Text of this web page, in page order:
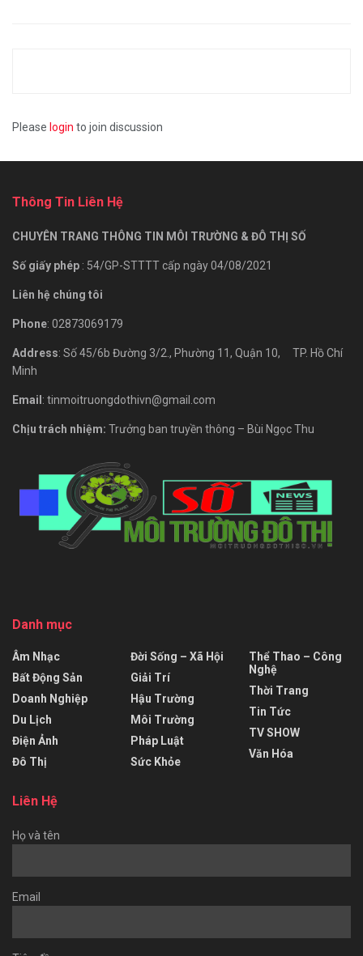
Please login to join discussion
Thông Tin Liên Hệ
CHUYÊN TRANG THÔNG TIN MÔI TRƯỜNG & ĐÔ THỊ SỐ
Số giấy phép : 54/GP-STTTT cấp ngày 04/08/2021
Liên hệ chúng tôi
Phone: 02873069179
Address: Số 45/6b Đường 3/2., Phường 11, Quận 10, TP. Hồ Chí
Minh
Email : tinmoitruongdothivn@gmail.com
Chịu trách nhiệm: Trưởng ban truyền thông – Bùi Ngọc Thu
Danh mục
Âm Nhạc
Bất Động Sản
Doanh Nghiệp
Du Lịch
Điện Ảnh
Đô Thị
Đời Sống – Xã Hội
Giải Trí
Hậu Trường
Môi Trường
Pháp Luật
Sức Khỏe
Thể Thao – Công
Nghệ
Thời Trang
Tin Tức
TV SHOW
Văn Hóa
Liên Hệ
Họ và tên
Email